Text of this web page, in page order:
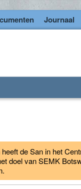
Journaal
de San in het
doel van SEMK